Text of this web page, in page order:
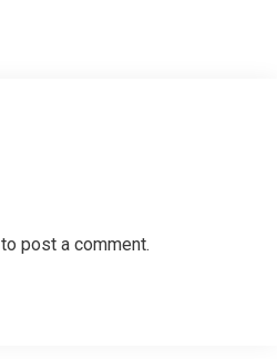
to post a comment.